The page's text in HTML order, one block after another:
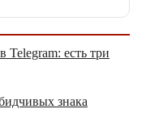
Telegram: есть три
знака